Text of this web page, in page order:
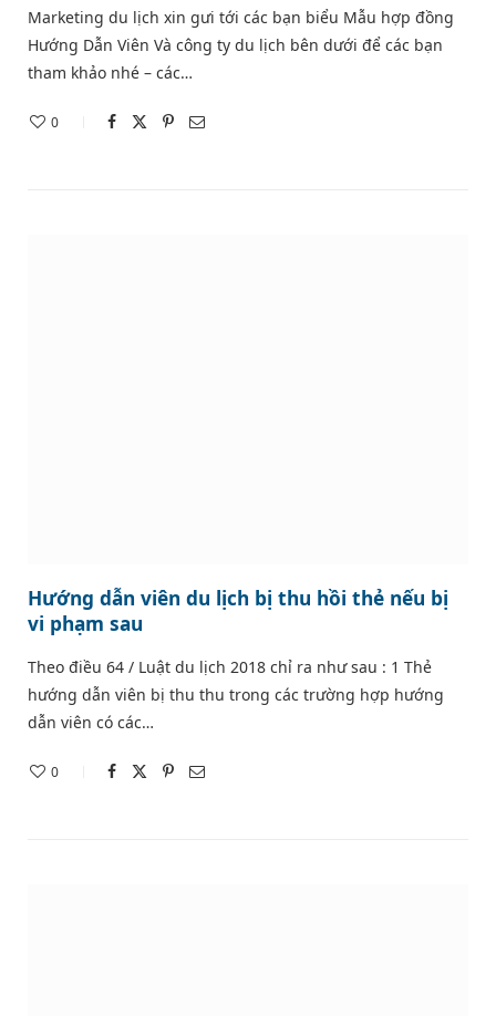
Marketing du lịch xin gưi tới các bạn biểu Mẫu hợp đồng
Hướng Dẫn Viên Và công ty du lịch bên dưới để các bạn
tham khảo nhé – các…
0
Hướng dẫn viên du lịch bị thu hồi thẻ nếu bị
vi phạm sau
Theo điều 64 / Luật du lịch 2018 chỉ ra như sau : 1 Thẻ
hướng dẫn viên bị thu thu trong các trường hợp hướng
dẫn viên có các…
0